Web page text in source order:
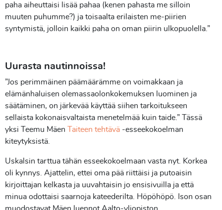
paha aiheuttaisi lisää pahaa (kenen pahasta me silloin
muuten puhumme?) ja toisaalta erilaisten me-piirien
syntymistä, jolloin kaikki paha on oman piirin ulkopuolella.”
Uurasta nautinnoissa!
”Jos perimmäinen päämäärämme on voimakkaan ja
elämänhaluisen olemassaolonkokemuksen luominen ja
säätäminen, on järkevää käyttää siihen tarkoitukseen
sellaista kokonaisvaltaista menetelmää kuin taide.” Tässä
yksi Teemu Mäen
Taiteen tehtävä -esseekokoelman
kiteytyksistä.
Uskalsin tarttua tähän esseekokoelmaan vasta nyt. Korkea
oli kynnys. Ajattelin, ettei oma pää riittäisi ja putoaisin
kirjoittajan kelkasta ja uuvahtaisin jo ensisivuilla ja että
minua odottaisi saarnoja kateederilta. Höpöhöpö. Ison osan
muodostavat Mäen luennot Aalto-yliopiston